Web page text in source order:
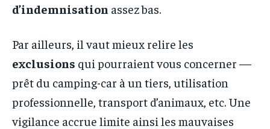
d’indemnisation assez bas.
Par ailleurs, il vaut mieux relire les
exclusions qui pourraient vous concerner —
prêt du camping-car à un tiers, utilisation
professionnelle, transport d’animaux, etc. Une
vigilance accrue limite ainsi les mauvaises